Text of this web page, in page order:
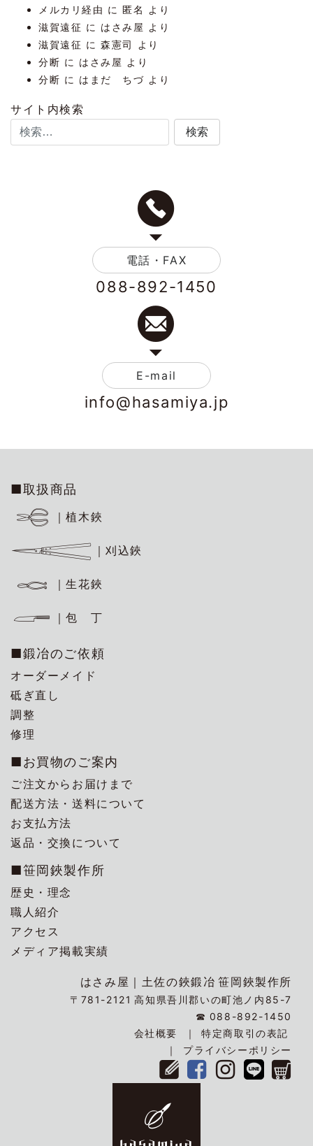
メルカリ経由 に匿名
より
滋賀遠征 に はさみ屋 より
滋賀遠征 に森憲司
より
分断 に はさみ屋 より
分断 に はまだ ちづ より
サイト内検索
電話・FAX
088-892-1450
E-mail
info@hasamiya.jp
■取扱商品
｜植木鋏
｜刈込鋏
｜生花鋏
｜包 丁
■鍛冶のご依頼
オーダーメイド
砥ぎ直し
調整
修理
■お買物のご案内
ご注文からお届けまで
配送方法・送料について
お支払方法
返品・交換について
■笹岡鋏製作所
歴史・理念
職人紹介
アクセス
メディア掲載実績
はさみ屋｜ 土佐の鋏鍛冶 笹岡鋏製作所
〒781-2121 高知県吾川郡いの町池ノ内85-7
☎ 088-892-1450
会社概要
特定商取引の表記
プライバシーポリシー